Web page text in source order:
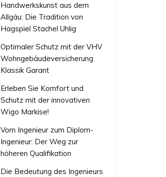
Handwerkskunst aus dem
Allgäu: Die Tradition von
Hagspiel Stachel Uhlig
Optimaler Schutz mit der VHV
Wohngebäudeversicherung
Klassik Garant
Erleben Sie Komfort und
Schutz mit der innovativen
Wigo Markise!
Vom Ingenieur zum Diplom-
Ingenieur: Der Weg zur
höheren Qualifikation
Die Bedeutung des Ingenieurs